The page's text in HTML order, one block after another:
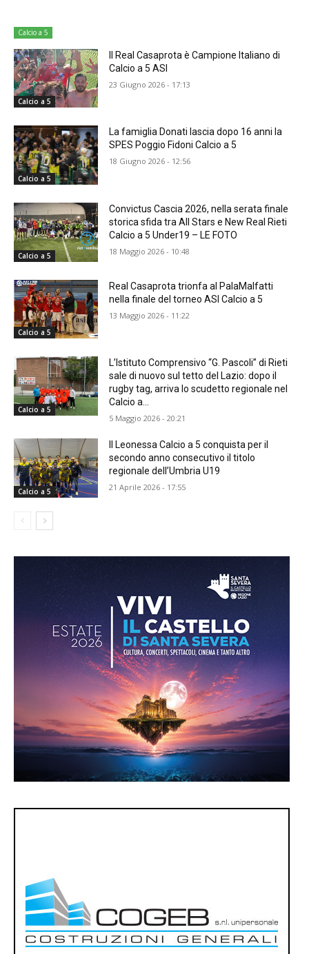
Calcio a 5
Calcio a 5
Il Real Casaprota è Campione Italiano di
Calcio a 5 ASI
23 Giugno 2026 - 17:13
Calcio a 5
La famiglia Donati lascia dopo 16 anni la
SPES Poggio Fidoni Calcio a 5
18 Giugno 2026 - 12:56
Calcio a 5
Convictus Cascia 2026, nella serata finale
storica sfida tra All Stars e New Real Rieti
Calcio a 5 Under19 – LE FOTO
18 Maggio 2026 - 10:48
Calcio a 5
Real Casaprota trionfa al PalaMalfatti
nella finale del torneo ASI Calcio a 5
13 Maggio 2026 - 11:22
Calcio a 5
L’Istituto Comprensivo “G. Pascoli” di Rieti
sale di nuovo sul tetto del Lazio: dopo il
rugby tag, arriva lo scudetto regionale nel
Calcio a...
5 Maggio 2026 - 20:21
Calcio a 5
Il Leonessa Calcio a 5 conquista per il
secondo anno consecutivo il titolo
regionale dell’Umbria U19
21 Aprile 2026 - 17:55